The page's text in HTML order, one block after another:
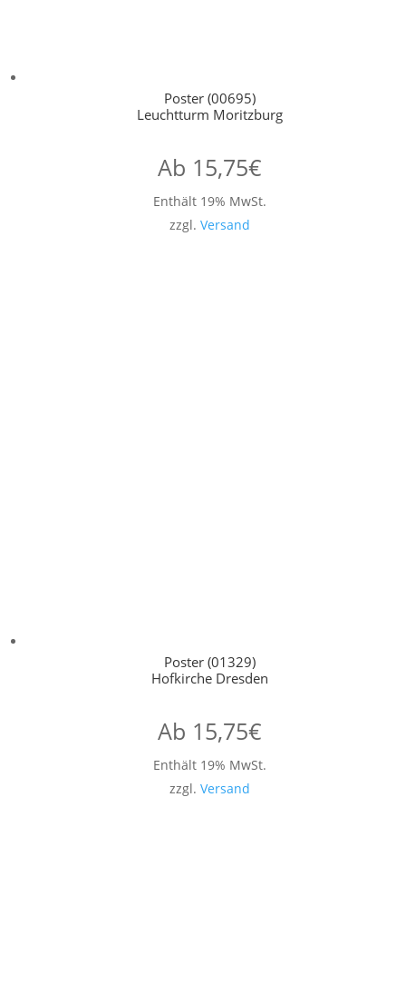
Poster (00695)
Leuchtturm Moritzburg
Ab 15,75€
Enthält 19% MwSt.
zzgl. Versand
Poster (01329)
Hofkirche Dresden
Ab 15,75€
Enthält 19% MwSt.
zzgl. Versand